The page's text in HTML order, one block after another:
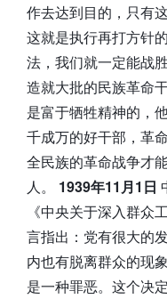
作去达到目的，只有
这就是执行再打方针
法，我们就一定能战
造就大批的民族革命
是富于牺牲精神的，
千成万的好干部，革
全民族的革命战争才
人。 1939年11月1日
《中央关于深入群众
言指出：党有很大的
内也有脱离群众的现
是一种罪恶。这个决